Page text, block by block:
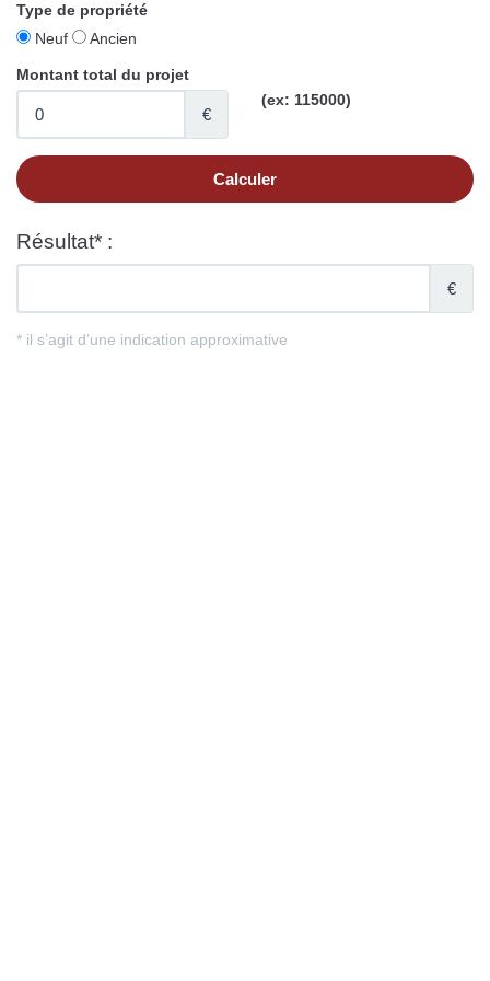
Type de propriété
Neuf
Ancien
Montant total du projet
€
(ex: 115000)
Résultat* :
€
* il s’agit d’une indication approximative